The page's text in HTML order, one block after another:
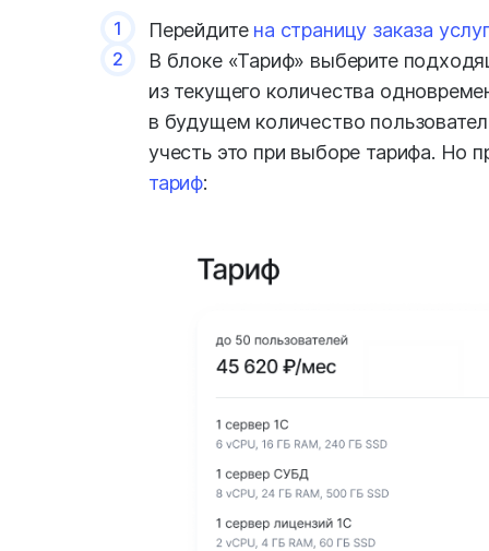
1 Перейдите на страницу заказа
2
В блоке «Тариф» выберите
из текущего количества
в будущем количество
учесть это при выборе тарифа. Но
тариф: